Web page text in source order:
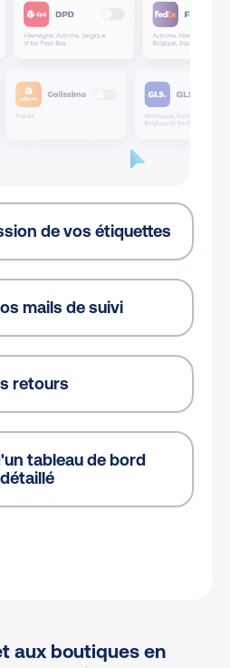
de vos étiquettes
mails de suivi
retours
tableau de bord
détaillé
aux boutiques en